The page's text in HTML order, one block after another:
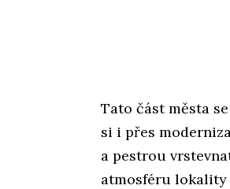
Tato část města
si i přes
a pestrou
atmosféru